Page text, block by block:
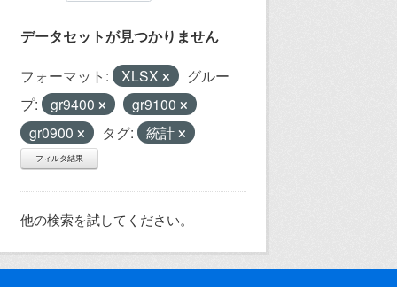
データセットが見つかりません
フォーマット: XLSX
グルー
プ:
gr9400
gr9100
gr0900
タグ: 統計
フィルタ結果
他の検索を試してください。